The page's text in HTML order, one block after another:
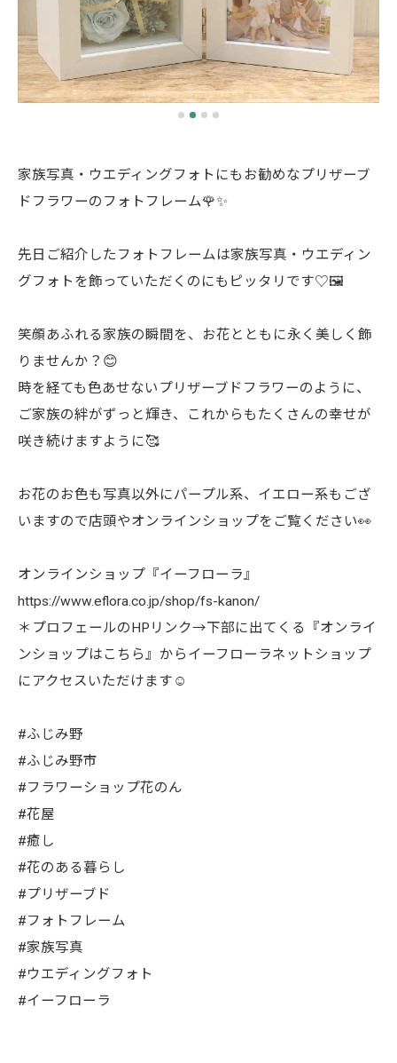
家族写真・ウエディングフォトにもお勧めなプリザーブ
ドフラワーのフォトフレーム🌹✨
先日ご紹介したフォトフレームは家族写真・ウエディン
グフォトを飾っていただくのにもピッタリです♡🖼️
笑顔あふれる家族の瞬間を、お花とともに永く美しく飾
りませんか？😊
時を経ても色あせないプリザーブドフラワーのように、
ご家族の絆がずっと輝き、これからもたくさんの幸せが
咲き続けますように🥰
お花のお色も写真以外にパープル系、イエロー系もござ
いますので店頭やオンラインショップをご覧ください👀
オンラインショップ『イーフローラ』
https://www.eflora.co.jp/shop/fs-kanon/
＊プロフェールのHPリンク→下部に出てくる『オンライ
ンショップはこちら』からイーフローラネットショップ
にアクセスいただけます☺︎
#ふじみ野
#ふじみ野市
#フラワーショップ花のん
#花屋
#癒し
#花のある暮らし
#プリザーブド
#フォトフレーム
#家族写真
#ウエディングフォト
#イーフローラ